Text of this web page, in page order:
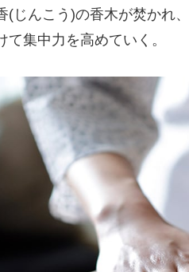
(じんこう)の香木が焚かれ
て集中力を高めていく。